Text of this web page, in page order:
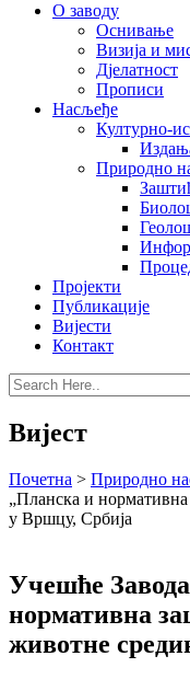
О заводу
Оснивање
Визија и
Дјелатност
Прописи
Насљеђе
Културно-
Природно
Пројекти
Публикације
Вијести
Контакт
Вијест
Почетна > Природно
„Планска и
у Вршцу, Србија
Учешће
нормативна
животне